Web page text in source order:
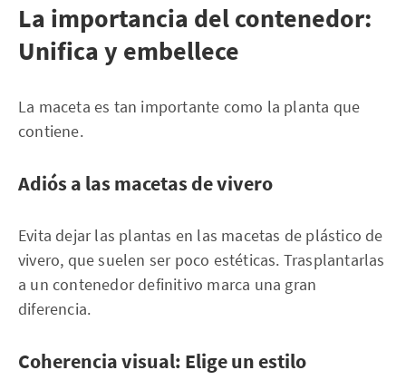
La importancia del contenedor:
Unifica y embellece
La maceta es tan importante como la planta que
contiene.
Adiós a las macetas de vivero
Evita dejar las plantas en las macetas de plástico de
vivero, que suelen ser poco estéticas. Trasplantarlas
a un contenedor definitivo marca una gran
diferencia.
Coherencia visual: Elige un estilo